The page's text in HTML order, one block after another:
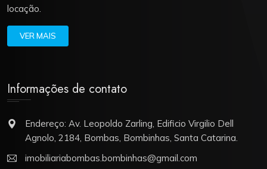
locação.
VER MAIS
Informações de contato
Endereço: Av. Leopoldo Zarling, Edificio Virgilio Dell
Agnolo, 2184, Bombas, Bombinhas, Santa Catarina.
imobiliariabombas.bombinhas@gmail.com